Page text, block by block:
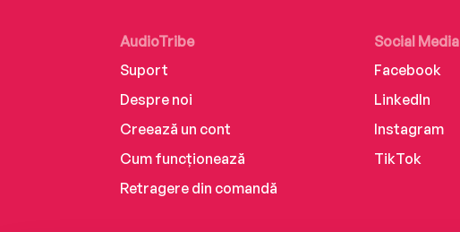
AudioTribe
Suport
Despre noi
Creează un cont
Cum funcționează
Retragere din comandă
Social Media
Facebook
LinkedIn
Instagram
TikTok